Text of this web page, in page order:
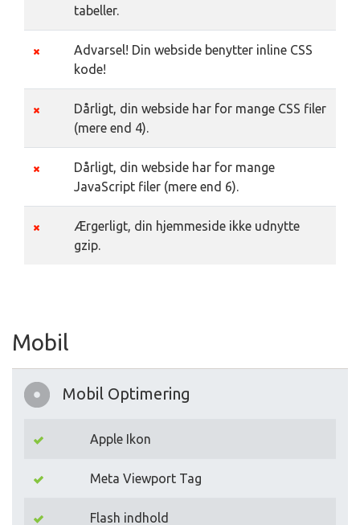
tabeller.
Advarsel! Din webside benytter inline CSS
kode!
Dårligt, din webside har for mange CSS filer
(mere end 4).
Dårligt, din webside har for mange
JavaScript filer (mere end 6).
Ærgerligt, din hjemmeside ikke udnytte
gzip.
Mobil
Mobil Optimering
Apple Ikon
Meta Viewport Tag
Flash indhold